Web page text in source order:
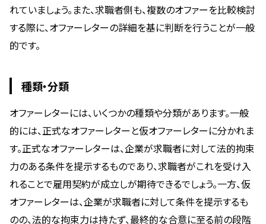
れていましょう。また、求職者側も、複数のオファーを比較検討
する際に、オファーレターの詳細を基に判断を行うことが一般
的です。
種類・分類
オファーレターには、いくつかの種類や分類があります。一般
的には、正式なオファーレターと仮オファーレターに分かれま
す。正式なオファーレターは、企業が求職者に対して法的拘束
力のある条件を提示するものであり、求職者がこれを受け入
れることで雇用契約が成立しが期待できるでしょう。一方、仮
オファーレターは、企業が求職者に対して条件を提示するも
のの、法的な拘束力は持たず、最終的な合意に至る前の段階